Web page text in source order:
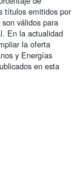
títulos emitidos por
válidos para
En la actualidad
la oferta
y Energías
en esta